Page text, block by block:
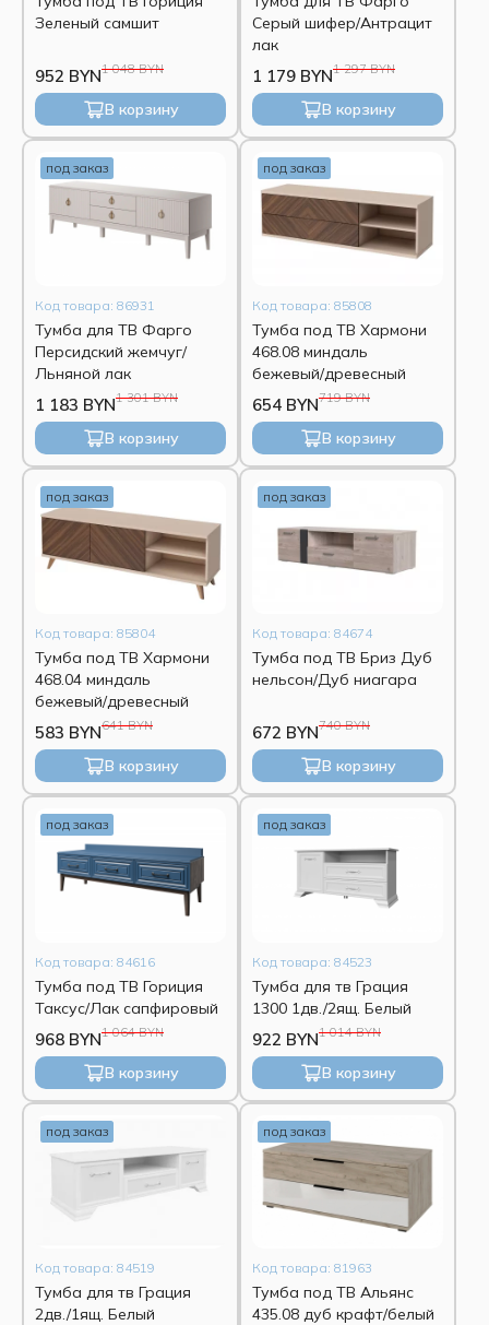
Зеленый самшит
1 048 BYN
952 BYN
В корзину
Серый шифер/Антрацит
лак
1 297 BYN
1 179 BYN
В корзину
под заказ
Код товара: 86931
Тумба для ТВ Фарго
Персидский жемчуг/
Льняной лак
1 301 BYN
1 183 BYN
В корзину
под заказ
Код товара: 85808
Тумба под ТВ Хармони
468.08 миндаль
бежевый/древесный
719 BYN
654 BYN
В корзину
под заказ
Код товара: 85804
Тумба под ТВ Хармони
468.04 миндаль
бежевый/древесный
641 BYN
583 BYN
В корзину
под заказ
Код товара: 84674
Тумба под ТВ Бриз Дуб
нельсон/Дуб ниагара
740 BYN
672 BYN
В корзину
под заказ
Код товара: 84616
Тумба под ТВ Гориция
Таксус/Лак сапфировый
1 064 BYN
968 BYN
В корзину
под заказ
Код товара: 84523
Тумба для тв Грация
1300 1дв./2ящ. Белый
1 014 BYN
922 BYN
В корзину
под заказ
Код товара: 84519
Тумба для тв Грация
2дв./1ящ. Белый
под заказ
Код товара: 81963
Тумба под ТВ Альянс
435.08 дуб крафт/белый